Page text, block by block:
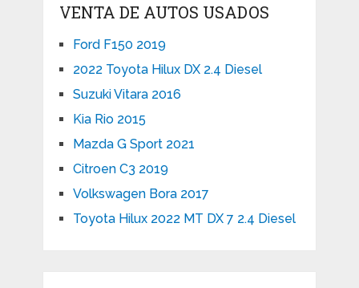
VENTA DE AUTOS USADOS
Ford F150 2019
2022 Toyota Hilux DX 2.4 Diesel
Suzuki Vitara 2016
Kia Rio 2015
Mazda G Sport 2021
Citroen C3 2019
Volkswagen Bora 2017
Toyota Hilux 2022 MT DX 7 2.4 Diesel